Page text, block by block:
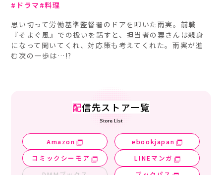
ドラマ
料理
思い切って労働基準監督署のドアを叩いた雨実。前職
『そよぐ風』での扱いを話すと、担当者の粟さんは親身
になって聞いてくれ、対応策も考えてくれた。雨実が進
む次の一歩は…!?
配信先ストア一覧
Store List
Amazon
ebookjapan
コミックシーモア
LINEマンガ